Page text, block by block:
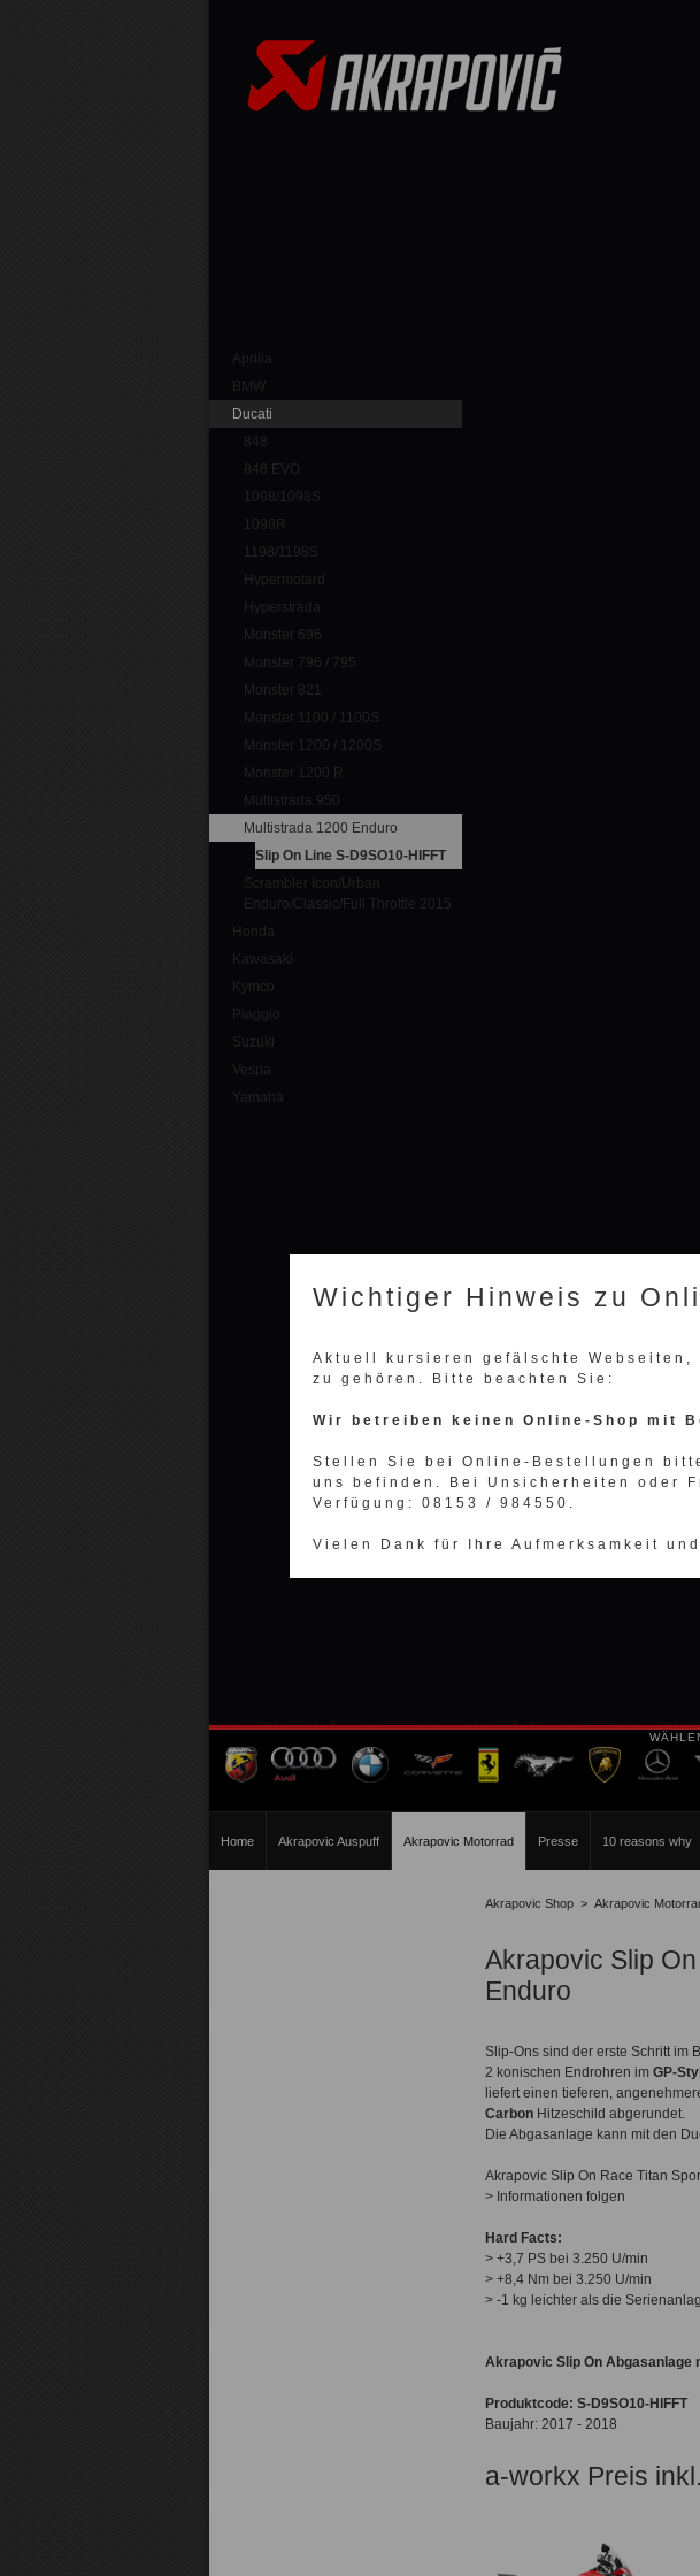
Home Akrapovic Auspuff Akrapovic Motorrad Presse 10 reasons why
Aprilia
BMW
Ducati
848
848 EVO
1098/1098S
1098R
1198/1198S
Hypermotard
Hyperstrada
Monster 696
Monster 796 / 795
Monster 821
Monster 1100 / 1100S
Monster 1200 / 1200S
Monster 1200 R
Multistrada 950
Multistrada 1200 Enduro
Slip On Line S-D9SO10-HIFFT
Scrambler Icon/Urban
Enduro/Classic/Full Throttle 2015
Honda
Kawasaki
Kymco
Piaggio
Suzuki
Vespa
Yamaha
Akrapovic Shop > Akrapovic
Akrapovic Slip
Enduro
Slip-Ons sind der erste Schritt im
2 konischen Endrohren im GP-
liefert einen tieferen,
Carbon Hitzeschild abgerundet.
Die Abgasanlage kann mit den
Akrapovic Slip On Race Titan
> Informationen folgen
Hard Facts:
> +3,7 PS bei 3.250 U/min
> +8,4 Nm bei 3.250 U/min
> -1 kg leichter als die
Akrapovic Slip On Abgasanlage
Produktcode: S-D9SO10-HIFFT
Baujahr: 2017 - 2018
a-workx Preis
Wichtiger Hinweis zu
Aktuell kursieren gefälschte Webseiten,
zu gehören. Bitte beachten Sie:
Wir betreiben keinen Online-Shop mit
Stellen Sie bei Online-Bestellungen
uns befinden. Bei Unsicherheiten oder
Verfügung: 08153 / 984550.
Vielen Dank für Ihre Aufmerksamkeit